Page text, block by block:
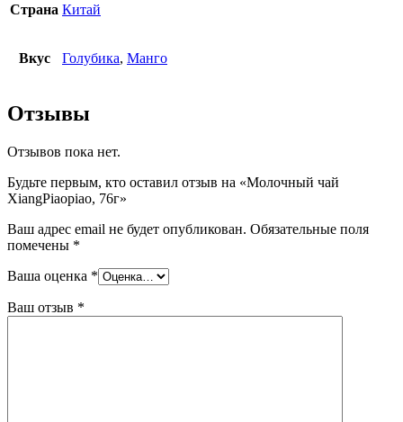
Страна Китай
Вкус Голубика, Манго
Отзывы
Отзывов пока нет.
Будьте первым, кто оставил отзыв на «Молочный чай
XiangPiaopiao, 76г»
Ваш адрес email не будет опубликован. Обязательные поля
помечены *
Ваша оценка *
Ваш отзыв *